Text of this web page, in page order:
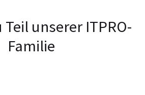
unserer ITPRO-
Familie